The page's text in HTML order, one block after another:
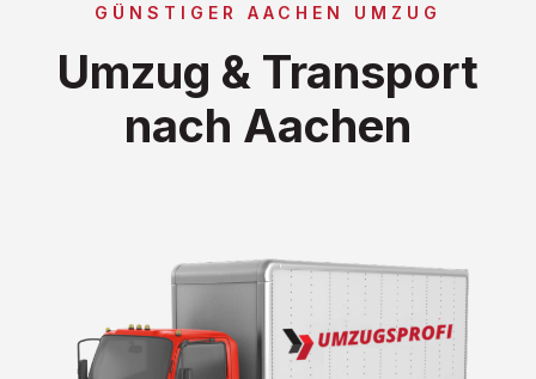
GÜNSTIGER AACHEN UMZUG
Umzug & Transport
nach Aachen